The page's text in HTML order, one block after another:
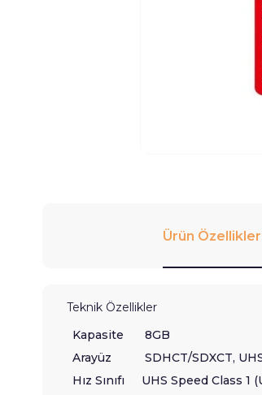
Ürün
Teknik Özellikler
Kapasite
8GB
Arayüz
SDHCT/SDXCT,
Hız Sınıfı
UHS Speed Class 1